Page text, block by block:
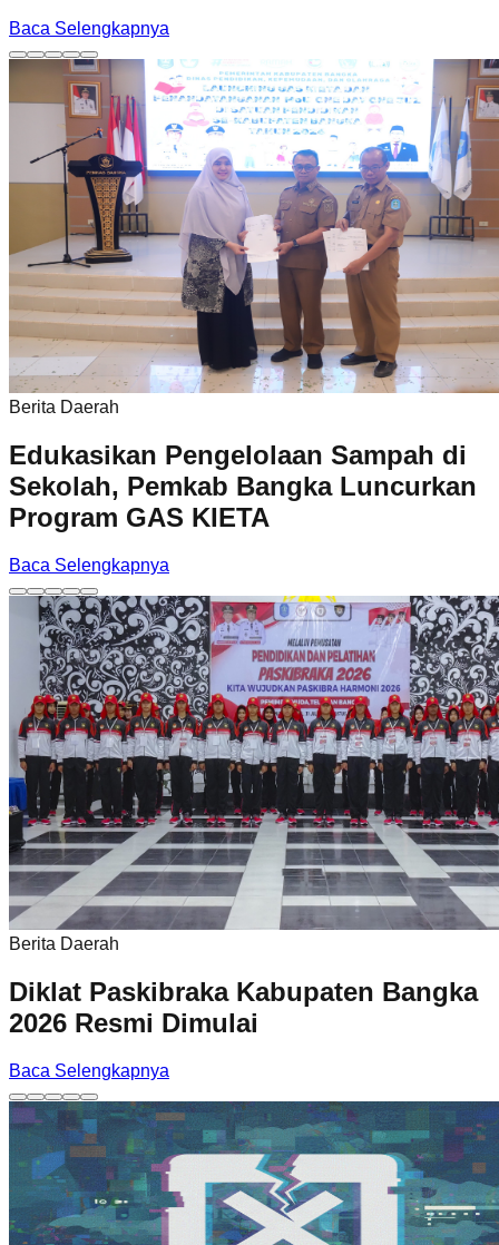
Baca Selengkapnya
Berita Daerah
Edukasikan Pengelolaan Sampah di
Sekolah, Pemkab Bangka Luncurkan
Program GAS KIETA
Baca Selengkapnya
Berita Daerah
Diklat Paskibraka Kabupaten Bangka
2026 Resmi Dimulai
Baca Selengkapnya